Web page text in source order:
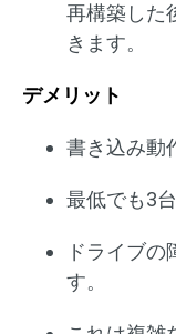
再構築した
きます。
デメリット
書き込み動
最低でも3
ドライブの
す。